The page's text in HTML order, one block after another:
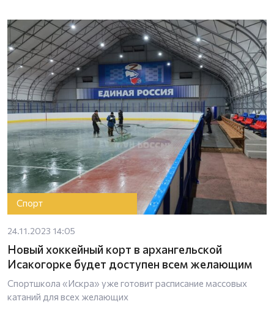
Спорт
24.11.2023 14:05
Новый хоккейный корт в архангельской
Исакогорке будет доступен всем желающим
Спортшкола «Искра» уже готовит расписание массовых
катаний для всех желающих